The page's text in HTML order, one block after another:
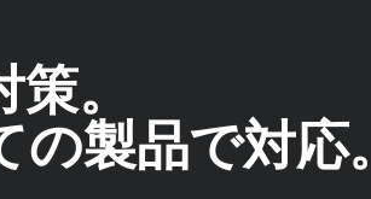
。
の製品で対応。